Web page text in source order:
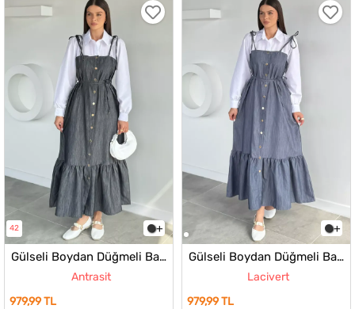
42
Gülseli Boydan Düğmeli Bağlama Detaylı Garnili Elbisee
Antrasit
979,99 TL
Gülseli Boydan Düğmeli Bağlama Detaylı Garnili Elbisee
Lacivert
979,99 TL